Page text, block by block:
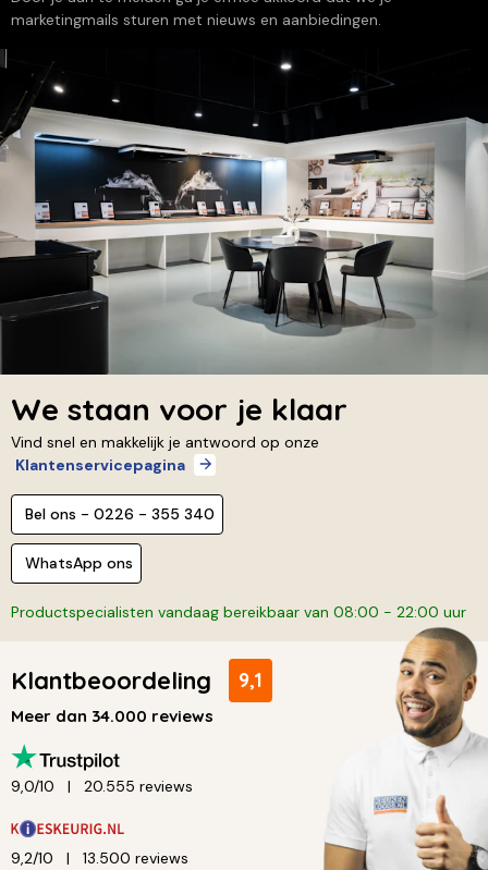
marketingmails sturen met nieuws en aanbiedingen.
We staan voor je klaar
Vind snel en makkelijk je antwoord op onze
Klantenservicepagina
Bel ons - 0226 - 355 340
WhatsApp ons
Productspecialisten vandaag bereikbaar van 08:00 - 22:00 uur
Klantbeoordeling 9,1
Meer dan 34.000 reviews
9,0/10 20.555 reviews
9,2/10 13.500 reviews